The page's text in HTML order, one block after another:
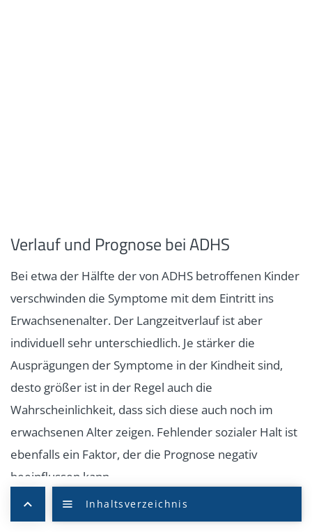
Verlauf und Prognose bei ADHS
Bei etwa der Hälfte der von ADHS betroffenen Kinder
verschwinden die Symptome mit dem Eintritt ins
Erwachsenenalter. Der Langzeitverlauf ist aber
individuell sehr unterschiedlich. Je stärker die
Ausprägungen der Symptome in der Kindheit sind,
desto größer ist in der Regel auch die
Wahrscheinlichkeit, dass sich diese auch noch im
erwachsenen Alter zeigen. Fehlender sozialer Halt ist
ebenfalls ein Faktor, der die Prognose negativ
beeinflussen kann.